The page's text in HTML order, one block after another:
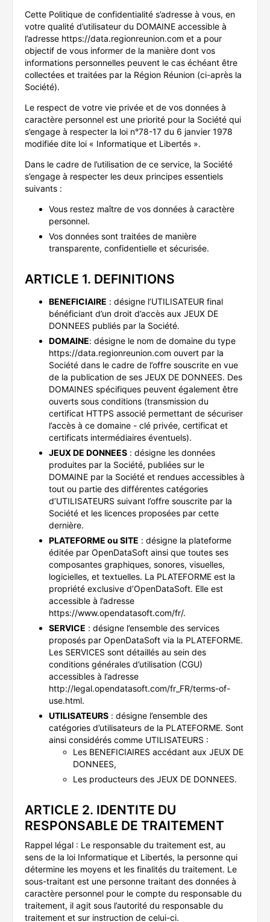
Cette Politique de confidentialité s’adresse à vous, en
votre qualité d’utilisateur du DOMAINE accessible à
l’adresse https://data.regionreunion.com et a pour
objectif de vous informer de la manière dont vos
informations personnelles peuvent le cas échéant être
collectées et traitées par la Région Réunion (ci-après la
Société).
Le respect de votre vie privée et de vos données à
caractère personnel est une priorité pour la Société qui
s’engage à respecter la loi n°78-17 du 6 janvier 1978
modifiée dite loi « Informatique et Libertés ».
Dans le cadre de l’utilisation de ce service, la Société
s’engage à respecter les deux principes essentiels
suivants :
Vous restez maître de vos données à caractère
personnel.
Vos données sont traitées de manière
transparente, confidentielle et sécurisée.
ARTICLE 1. DEFINITIONS
BENEFICIAIRE : désigne l’UTILISATEUR final
bénéficiant d’un droit d’accès aux JEUX DE
DONNEES publiés par la Société.
DOMAINE: désigne le nom de domaine du type
https://data.regionreunion.com ouvert par la
Société dans le cadre de l’offre souscrite en vue
de la publication de ses JEUX DE DONNEES. Des
DOMAINES spécifiques peuvent également être
ouverts sous conditions (transmission du
certificat HTTPS associé permettant de sécuriser
l’accès à ce domaine - clé privée, certificat et
certificats intermédiaires éventuels).
JEUX DE DONNEES : désigne les données
produites par la Société, publiées sur le
DOMAINE par la Société et rendues accessibles à
tout ou partie des différentes catégories
d’UTILISATEURS suivant l’offre souscrite par la
Société et les licences proposées par cette
dernière.
PLATEFORME ou SITE : désigne la plateforme
éditée par OpenDataSoft ainsi que toutes ses
composantes graphiques, sonores, visuelles,
logicielles, et textuelles. La PLATEFORME est la
propriété exclusive d’OpenDataSoft. Elle est
accessible à l’adresse
https://www.opendatasoft.com/fr/.
SERVICE : désigne l’ensemble des services
proposés par OpenDataSoft via la PLATEFORME.
Les SERVICES sont détaillés au sein des
conditions générales d’utilisation (CGU)
accessibles à l’adresse
http://legal.opendatasoft.com/fr_FR/terms-of-
use.html.
UTILISATEURS : désigne l’ensemble des
catégories d’utilisateurs de la PLATEFORME. Sont
ainsi considérés comme UTILISATEURS :
Les BENEFICIAIRES accédant aux JEUX DE
DONNEES,
Les producteurs des JEUX DE DONNEES.
ARTICLE 2. IDENTITE DU
RESPONSABLE DE TRAITEMENT
Rappel légal : Le responsable du traitement est, au
sens de la loi Informatique et Libertés, la personne qui
détermine les moyens et les finalités du traitement. Le
sous-traitant est une personne traitant des données à
caractère personnel pour le compte du responsable du
traitement, il agit sous l’autorité du responsable du
traitement et sur instruction de celui-ci.